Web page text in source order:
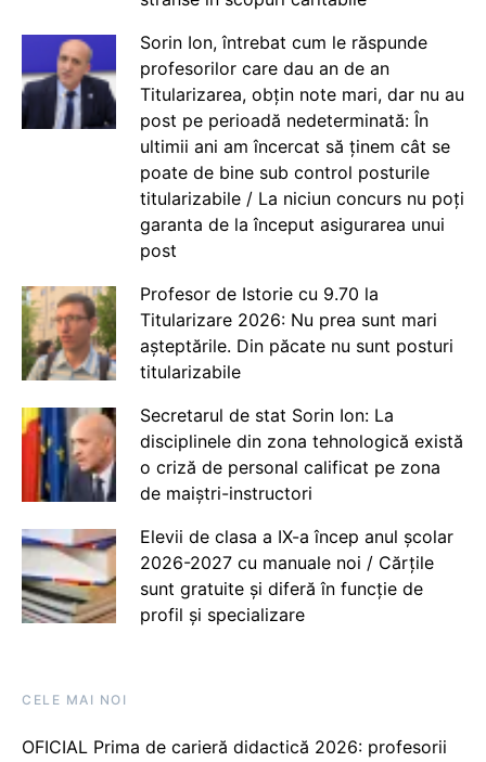
Sorin Ion, întrebat cum le răspunde
profesorilor care dau an de an
Titularizarea, obțin note mari, dar nu au
post pe perioadă nedeterminată: În
ultimii ani am încercat să ținem cât se
poate de bine sub control posturile
titularizabile / La niciun concurs nu poți
garanta de la început asigurarea unui
post
Profesor de Istorie cu 9.70 la
Titularizare 2026: Nu prea sunt mari
așteptările. Din păcate nu sunt posturi
titularizabile
Secretarul de stat Sorin Ion: La
disciplinele din zona tehnologică există
o criză de personal calificat pe zona
de maiștri-instructori
Elevii de clasa a IX-a încep anul școlar
2026-2027 cu manuale noi / Cărțile
sunt gratuite și diferă în funcție de
profil și specializare
CELE MAI NOI
OFICIAL Prima de carieră didactică 2026: profesorii